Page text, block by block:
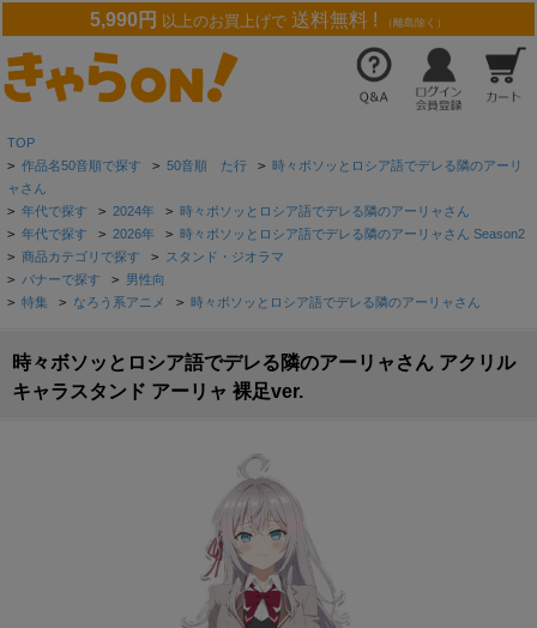
5,990円 以上のお買上げで 送料無料 ! （離島除く）
TOP
> 作品名50音順で探す > 50音順 た行 > 時々ボソッとロシア語でデレる隣のアーリ
ャさん
> 年代で探す > 2024年 > 時々ボソッとロシア語でデレる隣のアーリャさん
> 年代で探す > 2026年 > 時々ボソッとロシア語でデレる隣のアーリャさん Season2
> 商品カテゴリで探す > スタンド・ジオラマ
> バナーで探す > 男性向
> 特集 > なろう系アニメ > 時々ボソッとロシア語でデレる隣のアーリャさん
時々ボソッとロシア語でデレる隣のアーリャさん アクリル
キャラスタンド アーリャ 裸足ver.